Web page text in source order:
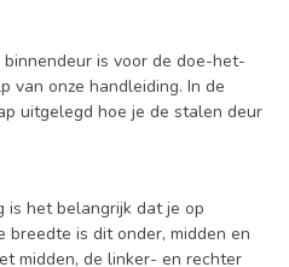
is voor de doe-het-
van onze handleiding. In de
uitgelegd hoe je de stalen deur
is het belangrijk dat je op
breedte is dit onder, midden en
midden, de linker- en rechter